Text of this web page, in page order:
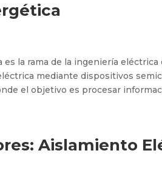
la rama de la ingeniería
mediante dispositivos
el objetivo es procesar
Aislamiento